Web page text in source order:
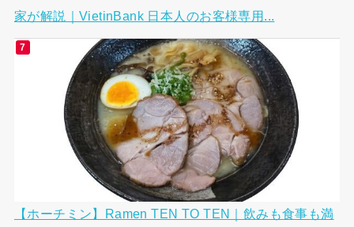
家が解説｜VietinBank 日本人のお客様専用...
【ホーチミン】Ramen TEN TO TEN｜飲みも食事も満